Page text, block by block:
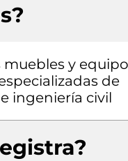
y
de
ingeniería civil